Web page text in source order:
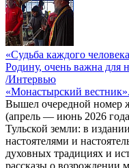
«Судьба каждого
Родину, очень важна для
/Интервью
«Монастырский
Вышел очередной номер
(апрель — июнь 2026
Тульской земли: в
настоятелями и
духовных традициях и